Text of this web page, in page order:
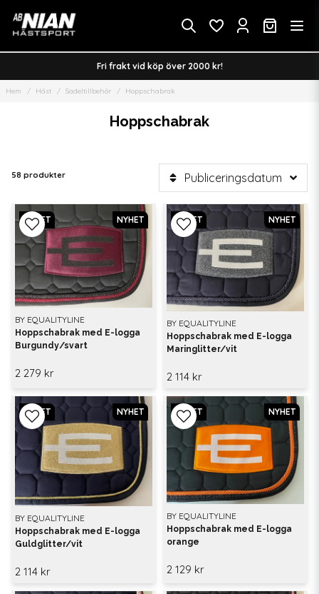
Fri frakt vid köp över 2000 kr!
Hem Häst Sadeltillbehör Hoppschabrak
Hoppschabrak
58 produkter Publiceringsdatum
BY EQUALITYLINE
Hoppschabrak med E-logga
Burgundy/svart
2 279 kr
NYHET NYHET
BY EQUALITYLINE
Hoppschabrak med E-logga
Maringlitter/vit
2 114 kr
NYHET NYHET
BY EQUALITYLINE
Hoppschabrak med E-logga
Guldglitter/vit
2 114 kr
NYHET NYHET
BY EQUALITYLINE
Hoppschabrak med E-logga
orange
2 129 kr
NYHET NYHET